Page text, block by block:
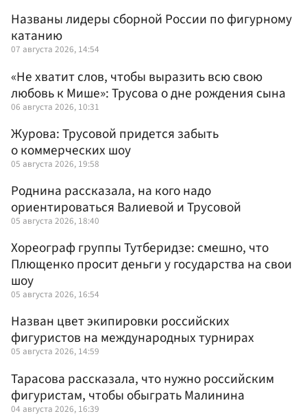
Названы лидеры сборной России по фигурному
катанию
07 августа 2026, 14:54
«Не хватит слов, чтобы выразить всю свою
любовь к Мише»: Трусова о дне рождения сына
06 августа 2026, 10:31
Журова: Трусовой придется забыть
о коммерческих шоу
05 августа 2026, 19:58
Роднина рассказала, на кого надо
ориентироваться Валиевой и Трусовой
05 августа 2026, 18:40
Хореограф группы Тутберидзе: смешно, что
Плющенко просит деньги у государства на свои
шоу
05 августа 2026, 16:54
Назван цвет экипировки российских
фигуристов на международных турнирах
05 августа 2026, 14:59
Тарасова рассказала, что нужно российским
фигуристам, чтобы обыграть Малинина
04 августа 2026, 16:39